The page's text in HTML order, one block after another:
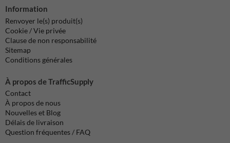
Information
Renvoyer le(s) produit(s)
Cookie / Vie privée
Clause de non responsabilité
Sitemap
Conditions générales
À propos de TrafficSupply
Contact
À propos de nous
Nouvelles et Blog
Délais de livraison
Question fréquentes / FAQ